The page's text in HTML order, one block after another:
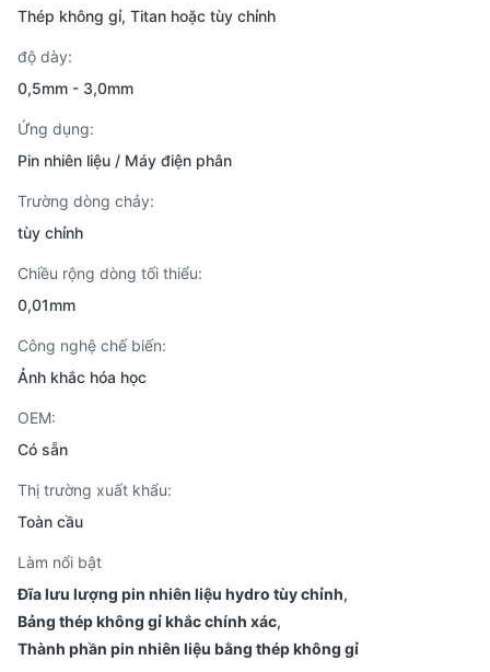
Thép không gỉ, Titan hoặc tùy chỉnh
độ dày:
0,5mm - 3,0mm
Ứng dụng:
Pin nhiên liệu / Máy điện phân
Trường dòng chảy:
tùy chỉnh
Chiều rộng dòng tối thiểu:
0,01mm
Công nghệ chế biến:
Ảnh khắc hóa học
OEM:
Có sẵn
Thị trường xuất khẩu:
Toàn cầu
Làm nổi bật
Đĩa lưu lượng pin nhiên liệu hydro tùy chỉnh,
Bảng thép không gỉ khắc chính xác,
Thành phần pin nhiên liệu bằng thép không gỉ